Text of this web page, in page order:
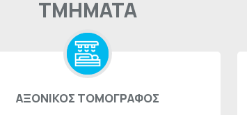
ΤΜΗΜΑΤΑ
ΑΞΟΝΙΚΟΣ ΤΟΜΟΓΡΑΦΟΣ